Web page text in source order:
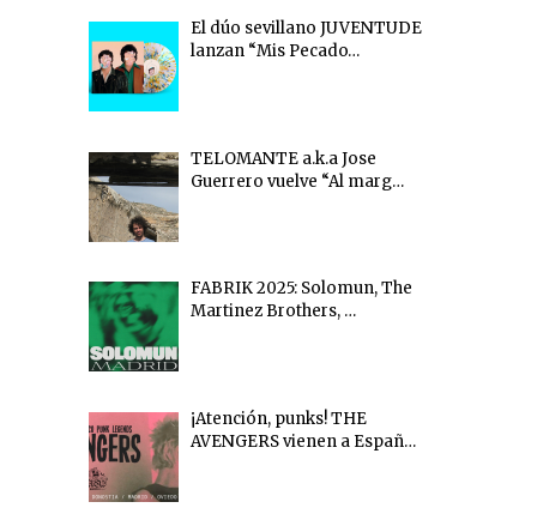
El dúo sevillano JUVENTUDE
lanzan “Mis Pecado…
TELOMANTE a.k.a Jose
Guerrero vuelve “Al marg…
FABRIK 2025: Solomun, The
Martinez Brothers, …
¡Atención, punks! THE
AVENGERS vienen a Españ…